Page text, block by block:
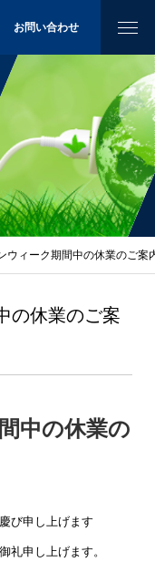
お問い合わせ
ウィーク期間中の休業のご案
の休業のご案
中の休業の
び申し上げます
礼申し上げます。